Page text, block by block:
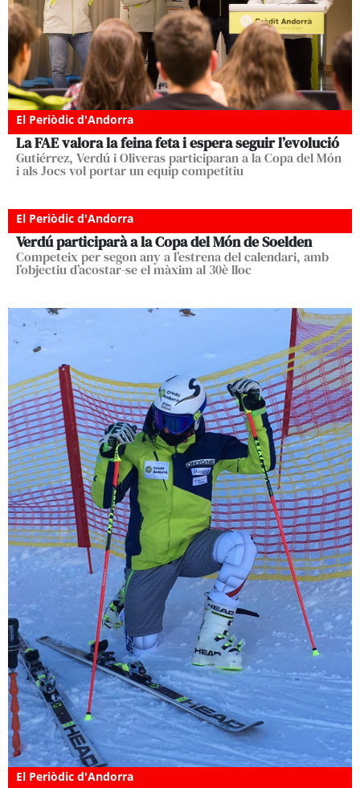
El Periòdic d'Andorra
La FAE valora la feina feta i espera seguir l’evolució
Gutiérrez, Verdú i Oliveras participaran a la Copa del Món
i als Jocs vol portar un equip competitiu
El Periòdic d'Andorra
Verdú participarà a la Copa del Món de Soelden
Competeix per segon any a l’estrena del calendari, amb
l’objectiu d’acostar-se el màxim al 30è lloc
El Periòdic d'Andorra